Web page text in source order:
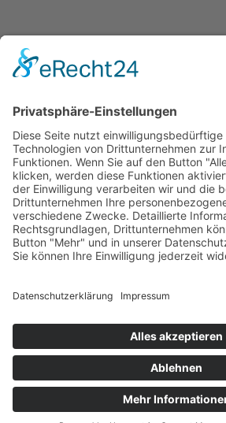
Am Nordpark 299
41069 Mönchengladbach
anfrage@new-box.de
FAQ
Kontakt
Instagram
Facebook
Copyright © NEW Box